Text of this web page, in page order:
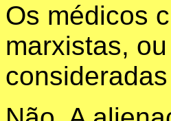
Os médicos
marxistas,